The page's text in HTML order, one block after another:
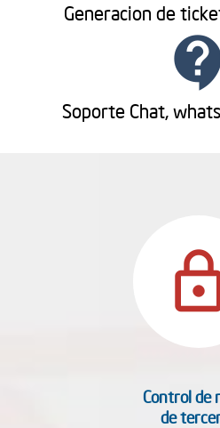
Generacion de
Soporte Chat,
Control de
de